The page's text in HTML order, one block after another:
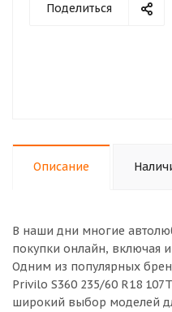
Поделиться
Описание
В наши дни многие
покупки онлайн, включая
Одним из популярных
Privilo S360 235/60 R18
широкий выбор моделей